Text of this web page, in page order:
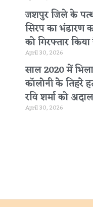
जशपुर जिले के
सिरप का भंडारण
को गिरफ्तार किया
April 30, 2026
साल 2020 में
कॉलोनी के तिहरे
रवि शर्मा को
April 30, 2026